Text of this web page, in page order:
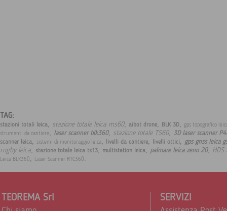
TAG:
stazioni totali leica, stazione totale leica ms60, aibot drone, BLK 3D,
gps topografico
strumenti da cantiere, laser scanner blk360, stazione totale TS60, 3D laser scanner
scanner leica, sistemi di monitoraggio leica, livelli da cantiere, livelli ottici, gps gnss leica
rugby leica, stazione totale leica ts13, multistation leica, palmare leica zeno 20, HDS
Leica BLK360, Laser Scanner RTC360.
TEOREMA Srl SERVIZI